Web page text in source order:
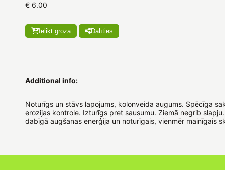
€ 6.00
Ielikt grozā Dalīties
Additional info:
Noturīgs un stāvs lapojums, kolonveida augums. Spēcīga
erozijas kontrole. Izturīgs pret sausumu. Ziemā negrib
dabīgā augšanas enerģija un noturīgais, vienmēr mainīgais